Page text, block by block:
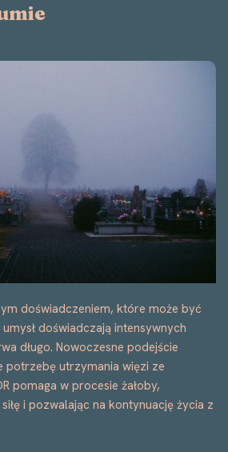
doświadczeniem, które może być
doświadczają intensywnych
długo. Nowoczesne podejście
potrzebę utrzymania więzi ze
pomaga w procesie żałoby,
i pozwalając na kontynuację życia z